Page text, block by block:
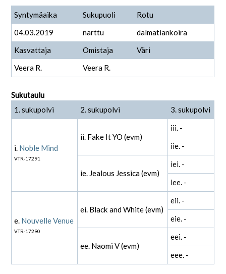
Syntymäaika Sukupuoli
Rotu
04.03.2019
narttu
dalmatiankoira
Kasvattaja
Omistaja
Väri
Veera R.
Veera R.
Sukutaulu
1. sukupolvi
2. sukupolvi 3. sukupolvi
i. Noble Mind
VTR-17291
ii. Fake It YO (evm)
iii. -
iie. -
ie. Jealous Jessica (evm)
iei. -
iee. -
e. Nouvelle Venue
VTR-17290
ei. Black and White (evm)
eii. -
eie. -
ee. Naomi V (evm)
eei. -
eee. -